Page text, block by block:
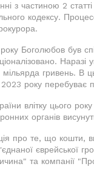
з частиною 2
кодексу.
Боголюбов був
Наразі
гривень. В
року перебуває
влітку цього
органів
про те, що кошти,
єврейської
та компанії